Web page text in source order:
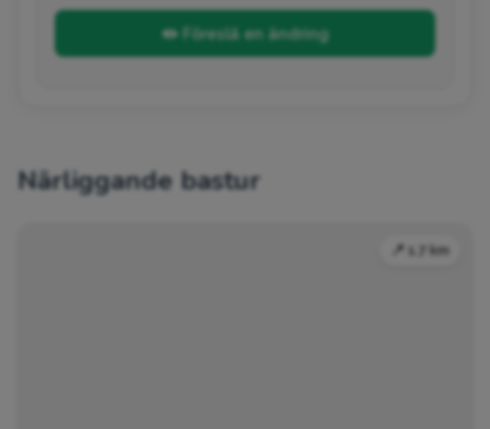
✏️ Föreslå en ändring
Närliggande bastur
📍 1.7 km